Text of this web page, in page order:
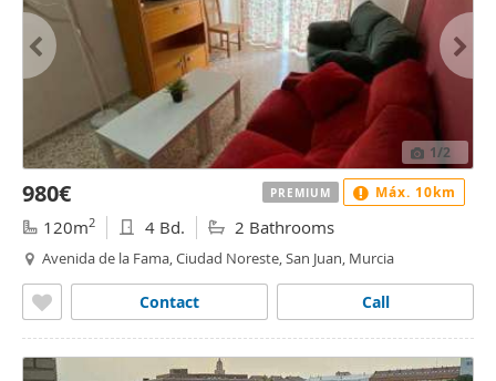
1/2
980€
120m2 4 Bd. 2 Bathrooms
Avenida de la Fama, Ciudad Noreste, San Juan, Murcia
Call
Contact
PREMIUM Máx. 10km